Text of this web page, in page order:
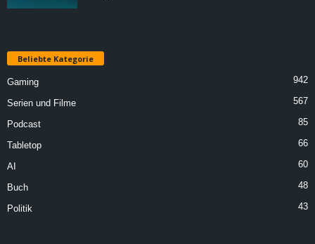
Beliebte Kategorie
Gaming 942
Serien und Filme 567
Podcast 85
Tabletop 66
AI 60
Buch 48
Politik 43